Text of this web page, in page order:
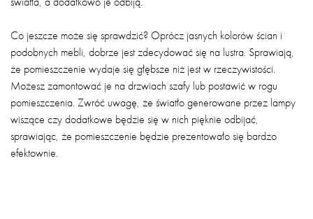
Co jeszcze może się sprawdzić? Oprócz jasnych kolorów ścian i
podobnych mebli, dobrze jest zdecydować się na lustra. Sprawiają,
że pomieszczenie wydaje się głębsze niż jest w rzeczywistości.
Możesz zamontować je na drzwiach szafy lub postawić w rogu
pomieszczenia. Zwróć uwagę, że światło generowane przez lampy
wiszące czy dodatkowe będzie się w nich pięknie odbijać,
sprawiając, że pomieszczenie będzie prezentowało się bardzo
efektownie.